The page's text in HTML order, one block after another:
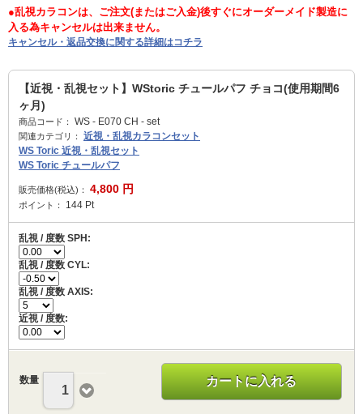
●乱視カラコンは、ご注文(またはご入金)後すぐにオーダーメイド製造に
入る為キャンセルは出来ません。
キャンセル・返品交換に関する詳細はコチラ
【近視・乱視セット】WStoric チュールパフ チョコ(使用期間6
ヶ月)
商品コード： WS - E070 CH - set
関連カテゴリ：
近視・乱視カラコンセット
WS Toric 近視・乱視セット
WS Toric チュールパフ
販売価格(税込)： 4,800 円
ポイント： 144 Pt
乱視 / 度数 SPH:
乱視 / 度数 CYL:
乱視 / 度数 AXIS:
近視 / 度数:
数量
1
カートに入れる